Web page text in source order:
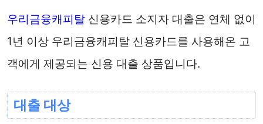
우리금융캐피탈 신용카드 소지자 대출은 연체 없이
1년 이상 우리금융캐피탈 신용카드를 사용해온 고
객에게 제공되는 신용 대출 상품입니다.
대출 대상